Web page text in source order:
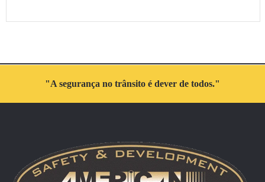
"A segurança no trânsito é dever de todos."